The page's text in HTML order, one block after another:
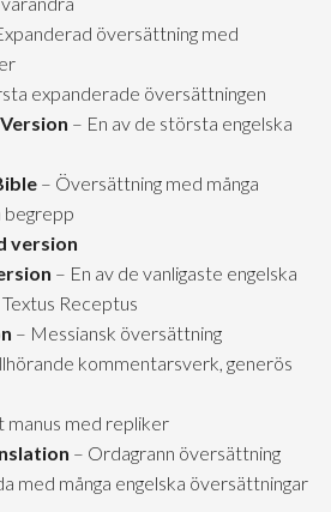
översättning med
expanderade översättningen
– En av de största engelska
– Översättning med många
version
– En av de vanligaste engelska
Receptus
– Messiansk översättning
kommentarsverk, generös
manus med repliker
– Ordagrann översättning
med många engelska översättningar